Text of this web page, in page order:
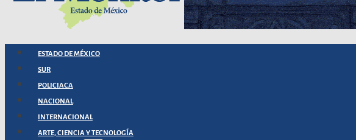
ESTADO DE MÉXICO
SUR
POLICIACA
NACIONAL
INTERNACIONAL
ARTE, CIENCIA Y TECNOLOGÍA